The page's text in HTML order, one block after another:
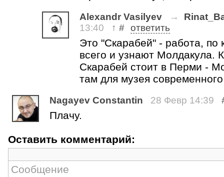
Alexandr Vasilyev →
13:40
↑ # ответить
Это "Скарабей" - работа, по
всего и узнают Молдакула.
Скарабей стоит в Перми -
там для музея современного
Nagayev Constantin 28 Февр 14:39
Плачу.
Оставить комментарий: